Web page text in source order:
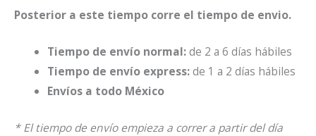
Posterior a este tiempo corre el tiempo de envio.
Tiempo de envío normal:de 2 a 6 días hábiles
Tiempo de envío express:de 1 a 2 días hábiles
Envíos a todo México
* El tiempo de envío empieza a correr a partir del día